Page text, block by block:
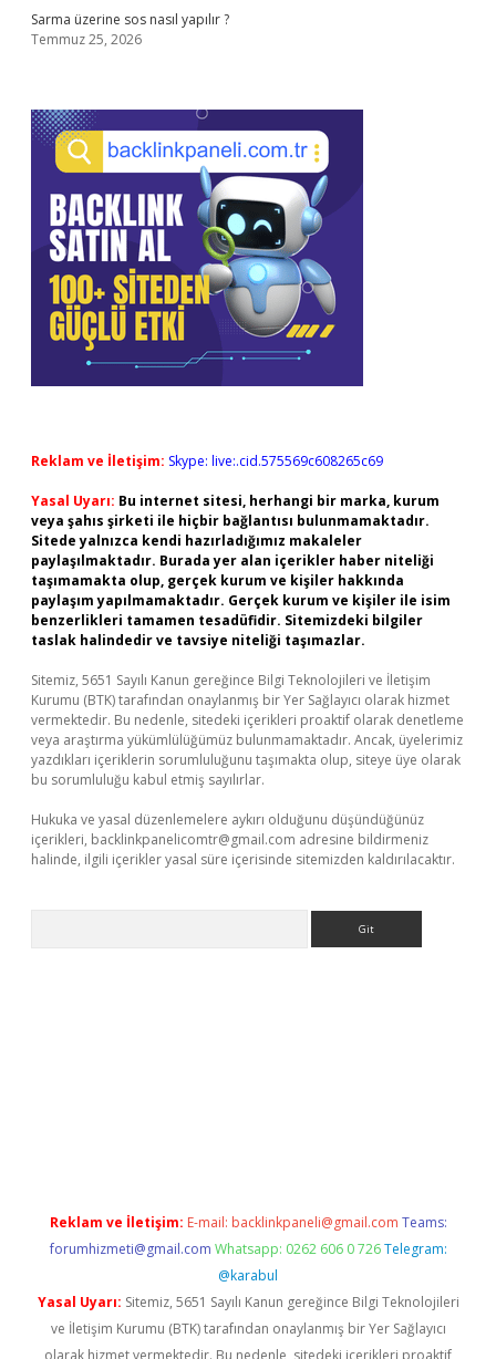
Sarma üzerine sos nasıl yapılır ?
Temmuz 25, 2026
Reklam ve İletişim: Skype: live:.cid.575569c608265c69
Yasal Uyarı: Bu internet sitesi, herhangi bir marka, kurum
veya şahıs şirketi ile hiçbir bağlantısı bulunmamaktadır.
Sitede yalnızca kendi hazırladığımız makaleler
paylaşılmaktadır. Burada yer alan içerikler haber niteliği
taşımamakta olup, gerçek kurum ve kişiler hakkında
paylaşım yapılmamaktadır. Gerçek kurum ve kişiler ile isim
benzerlikleri tamamen tesadüfidir. Sitemizdeki bilgiler
taslak halindedir ve tavsiye niteliği taşımazlar.
Sitemiz, 5651 Sayılı Kanun gereğince Bilgi Teknolojileri ve İletişim
Kurumu (BTK) tarafından onaylanmış bir Yer Sağlayıcı olarak hizmet
vermektedir. Bu nedenle, sitedeki içerikleri proaktif olarak denetleme
veya araştırma yükümlülüğümüz bulunmamaktadır. Ancak, üyelerimiz
yazdıkları içeriklerin sorumluluğunu taşımakta olup, siteye üye olarak
bu sorumluluğu kabul etmiş sayılırlar.
Hukuka ve yasal düzenlemelere aykırı olduğunu düşündüğünüz
içerikleri, backlinkpanelicomtr@gmail.com adresine bildirmeniz
halinde, ilgili içerikler yasal süre içerisinde sitemizden kaldırılacaktır.
Reklam ve İletişim: E-mail: backlinkpaneli@gmail.com Teams:
forumhizmeti@gmail.com Whatsapp: 0262 606 0 726 Telegram:
@karabul
Yasal Uyarı: Sitemiz, 5651 Sayılı Kanun gereğince Bilgi Teknolojileri
ve İletişim Kurumu (BTK) tarafından onaylanmış bir Yer Sağlayıcı
olarak hizmet vermektedir. Bu nedenle, sitedeki içerikleri proaktif